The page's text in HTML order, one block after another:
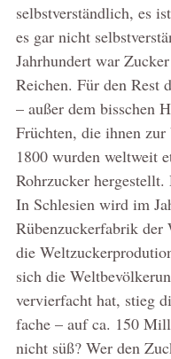
selbstverständlich, es
es gar nicht
Jahrhundert war
Reichen. Für den Rest
– außer dem bisschen
Früchten, die ihnen zur
1800 wurden weltweit
Rohrzucker
In Schlesien wird im
Rübenzuckerfabrik der
die
sich die
vervierfacht hat, stieg
fache – auf ca. 150
nicht süß? Wer den